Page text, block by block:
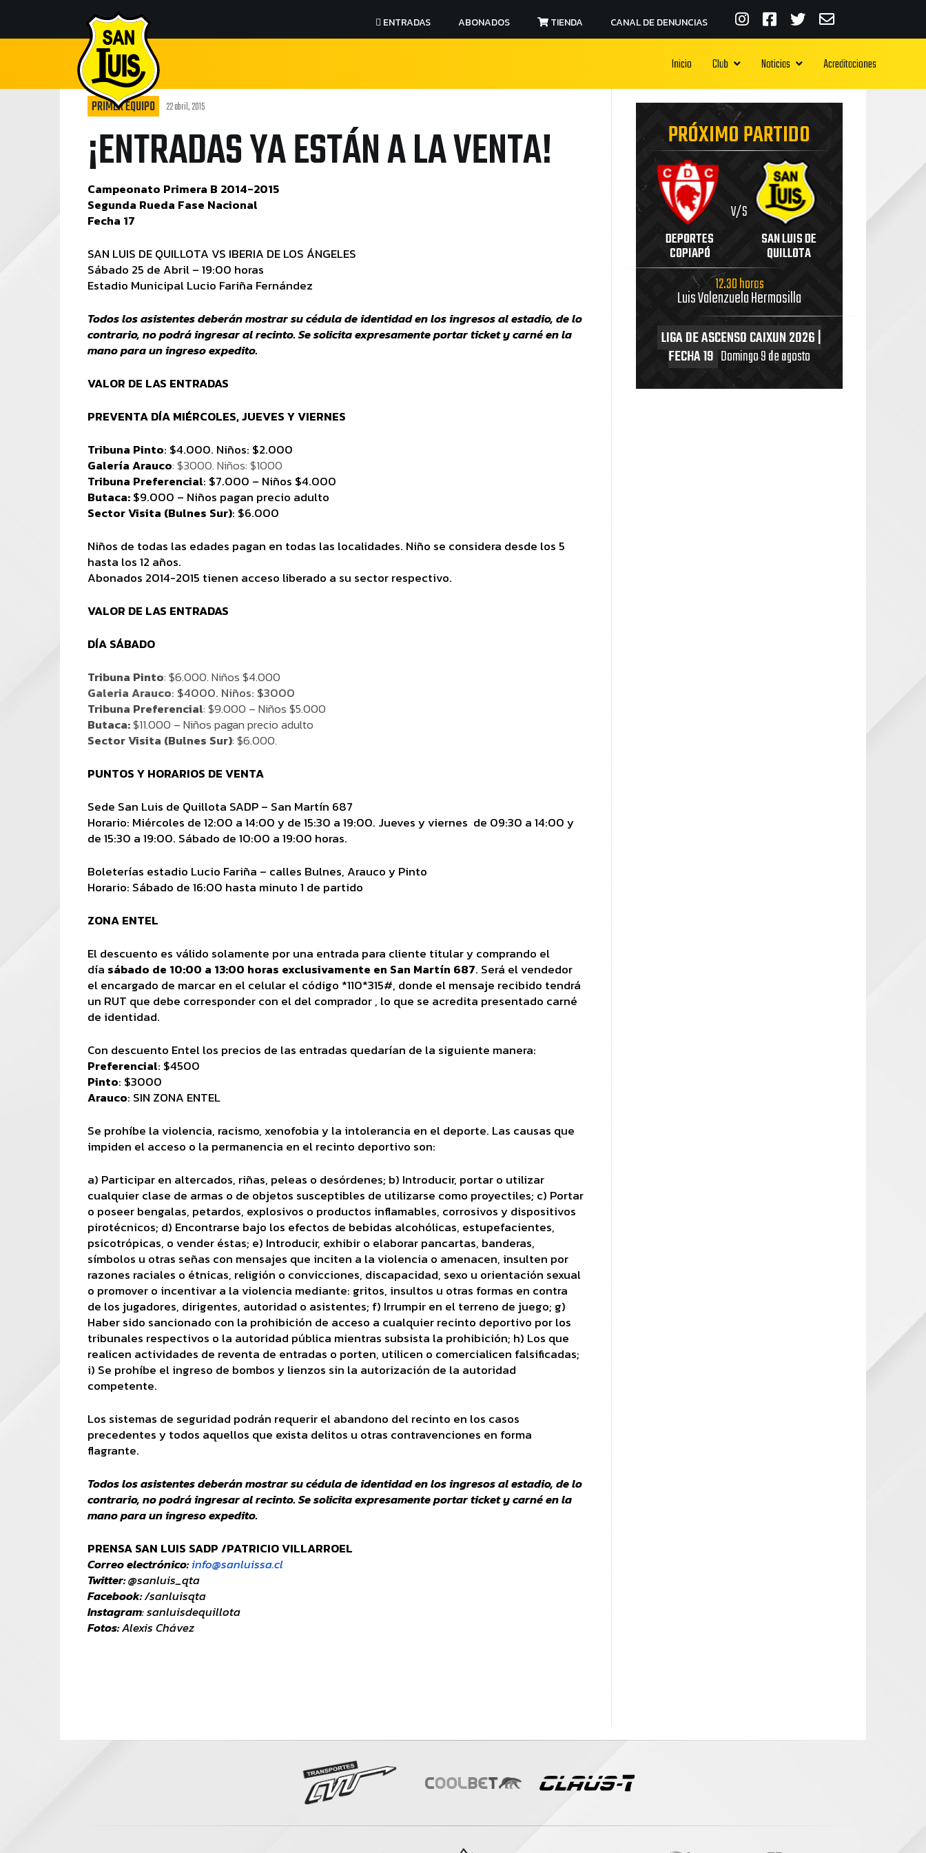
ENTRADAS ABONADOS TIENDA CANAL DE DENUNCIAS
Inicio Club Noticias Acreditaciones
PRIMER EQUIPO 22 abril, 2015
¡ENTRADAS YA ESTÁN A LA VENTA!
Campeonato Primera B 2014-2015
Segunda Rueda Fase Nacional
Fecha 17
SAN LUIS DE QUILLOTA VS IBERIA DE LOS ÁNGELES
Sábado 25 de Abril – 19:00 horas
Estadio Municipal Lucio Fariña Fernández
Todos los asistentes deberán mostrar su cédula de identidad en los ingresos al estadio, de lo
contrario, no podrá ingresar al recinto. Se solicita expresamente portar ticket y carné en la
mano para un ingreso expedito.
VALOR DE LAS ENTRADAS
PREVENTA DÍA MIÉRCOLES, JUEVES Y VIERNES
Tribuna Pinto: $4.000. Niños: $2.000
Galería Arauco: $3000. Niños: $1000
Tribuna Preferencial: $7.000 – Niños $4.000
Butaca: $9.000 – Niños pagan precio adulto
Sector Visita (Bulnes Sur): $6.000
Niños de todas las edades pagan en todas las localidades. Niño se considera desde los 5
hasta los 12 años.
Abonados 2014-2015 tienen acceso liberado a su sector respectivo.
VALOR DE LAS ENTRADAS
DÍA SÁBADO
Tribuna Pinto: $6.000. Niños $4.000
Galeria Arauco: $4000. Niños: $3000
Tribuna Preferencial: $9.000 – Niños $5.000
Butaca:$11.000 – Niños pagan precio adulto
Sector Visita (Bulnes Sur): $6.000.
PUNTOS Y HORARIOS DE VENTA
Sede San Luis de Quillota SADP – San Martín 687
Horario: Miércoles de 12:00 a 14:00 y de 15:30 a 19:00. Jueves y viernes de 09:30 a 14:00 y
de 15:30 a 19:00. Sábado de 10:00 a 19:00 horas.
Boleterías estadio Lucio Fariña – calles Bulnes, Arauco y Pinto
Horario: Sábado de 16:00 hasta minuto 1 de partido
ZONA ENTEL
El descuento es válido solamente por una entrada para cliente titular y comprando el
día sábado de 10:00 a 13:00 horas exclusivamente en San Martín 687. Será el vendedor
el encargado de marcar en el celular el código *110*315#, donde el mensaje recibido tendrá
un RUT que debe corresponder con el del comprador , lo que se acredita presentado carné
de identidad.
Con descuento Entel los precios de las entradas quedarían de la siguiente manera:
Preferencial: $4500
Pinto: $3000
Arauco: SIN ZONA ENTEL
Se prohíbe la violencia, racismo, xenofobia y la intolerancia en el deporte. Las causas que
impiden el acceso o la permanencia en el recinto deportivo son:
a) Participar en altercados, riñas, peleas o desórdenes; b) Introducir, portar o utilizar
cualquier clase de armas o de objetos susceptibles de utilizarse como proyectiles; c) Portar
o poseer bengalas, petardos, explosivos o productos inflamables, corrosivos y dispositivos
pirotécnicos; d) Encontrarse bajo los efectos de bebidas alcohólicas, estupefacientes,
psicotrópicas, o vender éstas; e) Introducir, exhibir o elaborar pancartas, banderas,
símbolos u otras señas con mensajes que inciten a la violencia o amenacen, insulten por
razones raciales o étnicas, religión o convicciones, discapacidad, sexo u orientación sexual
o promover o incentivar a la violencia mediante: gritos, insultos u otras formas en contra
de los jugadores, dirigentes, autoridad o asistentes; f) Irrumpir en el terreno de juego; g)
Haber sido sancionado con la prohibición de acceso a cualquier recinto deportivo por los
tribunales respectivos o la autoridad pública mientras subsista la prohibición; h) Los que
realicen actividades de reventa de entradas o porten, utilicen o comercialicen falsificadas;
i) Se prohíbe el ingreso de bombos y lienzos sin la autorización de la autoridad
competente.
Los sistemas de seguridad podrán requerir el abandono del recinto en los casos
precedentes y todos aquellos que exista delitos u otras contravenciones en forma
flagrante.
Todos los asistentes deberán mostrar su cédula de identidad en los ingresos al estadio, de lo
contrario, no podrá ingresar al recinto. Se solicita expresamente portar ticket y carné en la
mano para un ingreso expedito.
PRENSA SAN LUIS SADP /PATRICIO VILLARROEL
Correo electrónico:info@sanluissa.cl
Twitter:@sanluis_qta
Facebook:/sanluisqta
Instagram: sanluisdequillota
Fotos:Alexis Chávez
PRÓXIMO PARTIDO
DEPORTES
COPIAPÓ
V/S
SAN LUIS DE
QUILLOTA
12.30 horas
Luis Valenzuela Hermosilla
LIGA DE ASCENSO CAIXUN 2026 |
FECHA 19 Domingo 9 de agosto